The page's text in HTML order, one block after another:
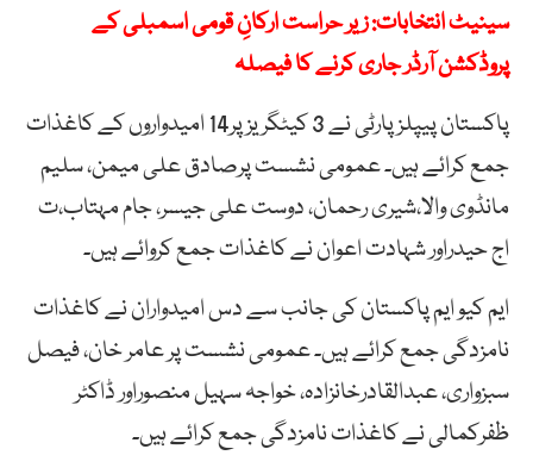
سینیٹ انتخابات: زیر حراست ارکانِ قومی اسمبلی کے
پروڈکشن آرڈر جاری کرنے کا فیصلہ
پاکستان پیپلزپارٹی نے 3 کیٹگریزپر14 امیدواروں کے کاغذات
جمع کرائے ہیں۔ عمومی نشست پرصادق علی میمن، سلیم
مانڈوی والا،شیری رحمان، دوست علی جیسر، جام مہتاب،ت
اج حیدراور شہادت اعوان نے کاغذات جمع کروائے ہیں۔
ایم کیو ایم پاکستان کی جانب سے دس امیدواران نے کاغذات
نامزدگی جمع کرائے ہیں۔ عمومی نشست پر عامر خان، فیصل
سبزواری، عبدالقادرخانزادہ، خواجہ سہیل منصوراور ڈاکٹر
ظفرکمالی نے کاغذات نامزدگی جمع کرائے ہیں۔